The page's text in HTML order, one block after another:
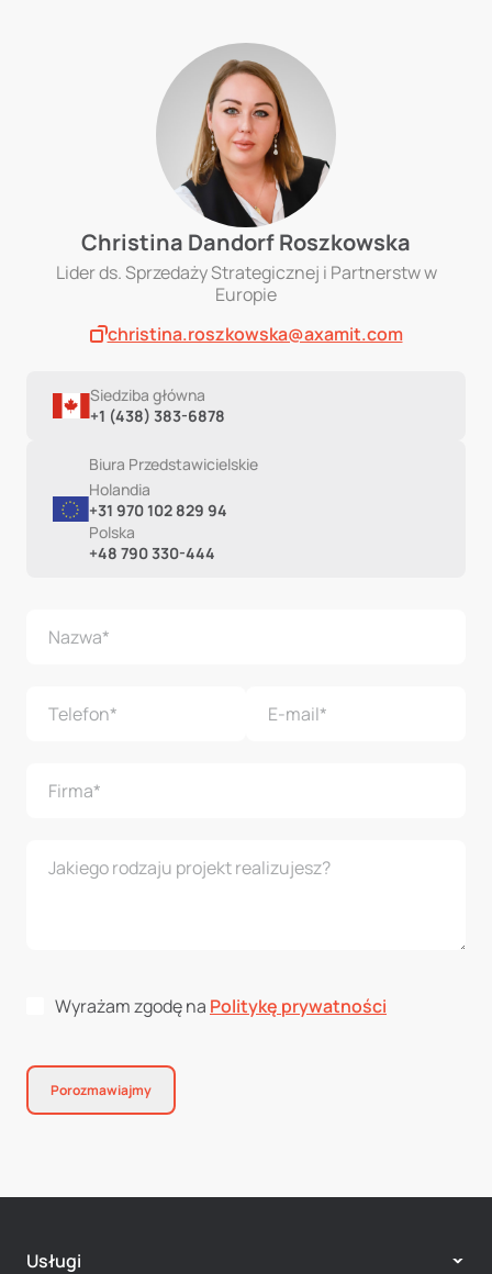
Wyrażam zgodę na Politykę prywatności
Porozmawiajmy
Christina Dandorf Roszkowska
Lider ds. Sprzedaży Strategicznej i Partnerstw w
Europie
christina.roszkowska@axamit.com
Siedziba główna
+1 (438) 383-6878
Biura Przedstawicielskie
Holandia
+31 970 102 829 94
Polska
+48 790 330-444
Usługi